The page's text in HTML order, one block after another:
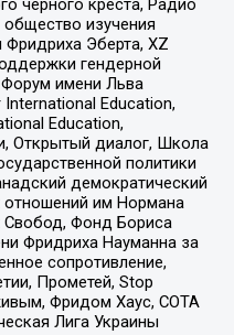
черного креста, Радио
изучения
Эберта, XZ
гендерной
имени Льва
Education,
Education,
Открытый диалог, Школа
политики
демократический
им Нормана
Свобод, Фонд Бориса
Фридриха Науманна за
сопротивление,
Прометей, Stop
Фридом Хаус, СОТА
Лига Украины